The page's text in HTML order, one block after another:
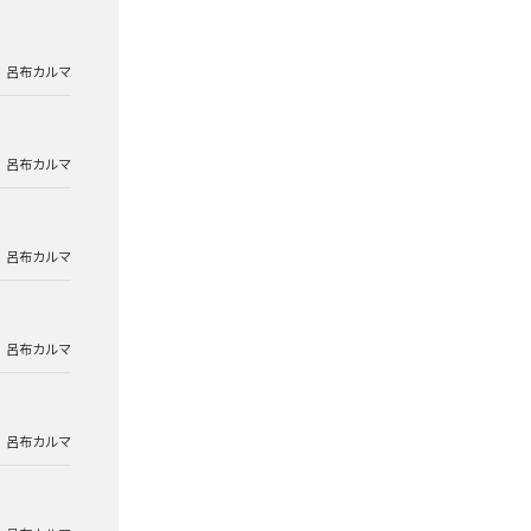
呂布カルマ
呂布カルマ
呂布カルマ
呂布カルマ
呂布カルマ